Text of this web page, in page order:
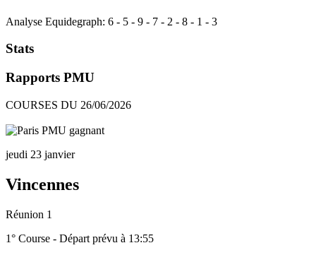
Analyse Equidegraph: 6 - 5 - 9 - 7 - 2 - 8 - 1 - 3
Stats
Rapports PMU
COURSES DU 26/06/2026
jeudi 23 janvier
Vincennes
Réunion 1
1° Course - Départ prévu à 13:55